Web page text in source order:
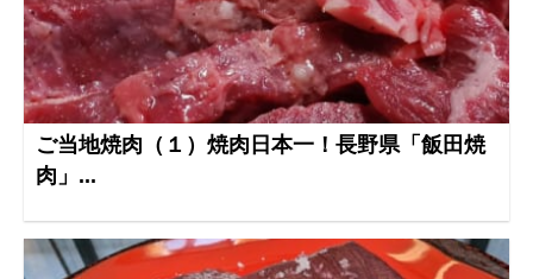
ご当地焼肉（１）焼肉日本一！長野県「飯田焼
肉」...